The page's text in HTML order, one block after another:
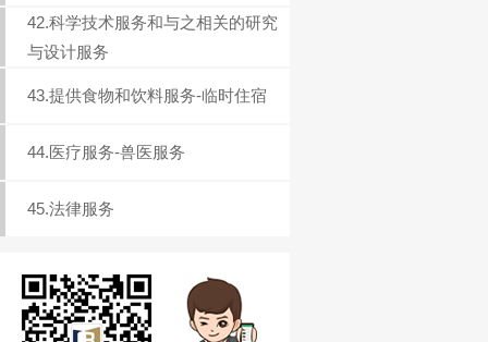
42.科学技术服务和与之相关的研究
与设计服务
43.提供食物和饮料服务-临时住宿
44.医疗服务-兽医服务
45.法律服务